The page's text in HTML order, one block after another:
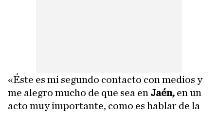
«Éste es mi segundo contacto con medios y
me alegro mucho de que sea en Jaén, en un
acto muy importante, como es hablar de la